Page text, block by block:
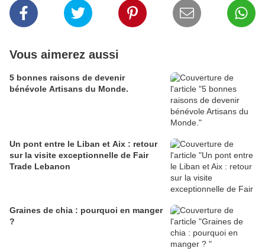
Vous aimerez aussi
5 bonnes raisons de devenir
bénévole Artisans du Monde.
Un pont entre le Liban et Aix : retour
sur la visite exceptionnelle de Fair
Trade Lebanon
Graines de chia : pourquoi en manger
?